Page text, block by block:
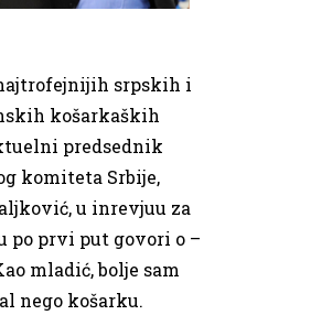
srpskih i
košarkaških
predsednik
komiteta Srbije,
u inrevjuu za
po prvi put govori o –
mladić, bolje sam
nego košarku.